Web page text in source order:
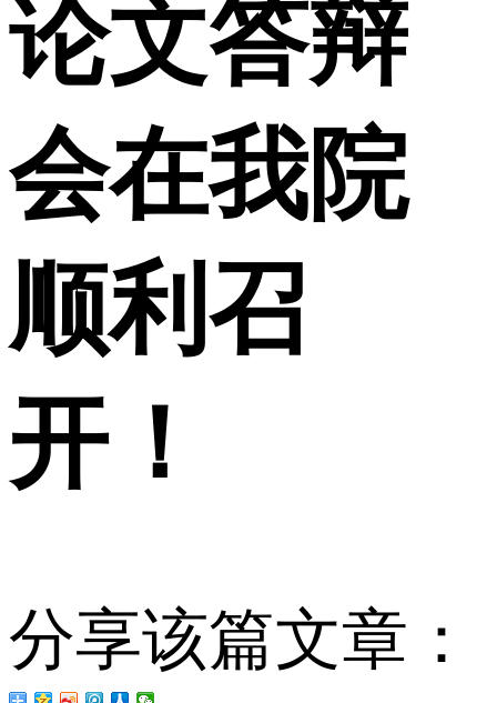
论文答辩
会在我院
顺利召
开！
分享该篇文章：